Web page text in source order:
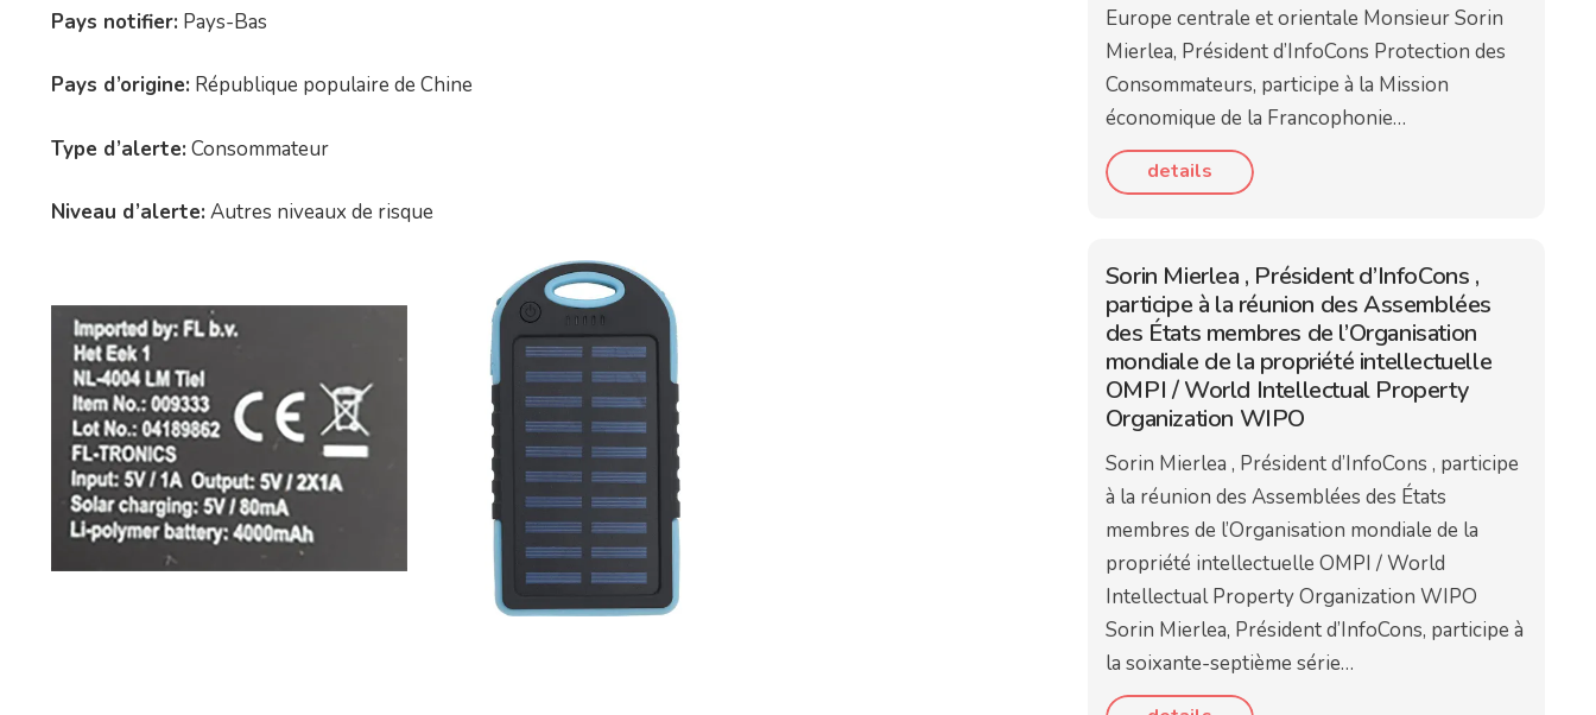
Pays notifier: Pays-Bas
Pays d’origine: République populaire de Chine
Type d’alerte: Consommateur
Niveau d’alerte: Autres niveaux de risque
Europe centrale et orientale Monsieur Sorin
Mierlea, Président d’InfoCons Protection des
Consommateurs, participe à la Mission
économique de la Francophonie…
details
Sorin Mierlea , Président d’InfoCons ,
participe à la réunion des Assemblées
des États membres de l’Organisation
mondiale de la propriété intellectuelle
OMPI / World Intellectual Property
Organization WIPO
Sorin Mierlea , Président d’InfoCons , participe
à la réunion des Assemblées des États
membres de l’Organisation mondiale de la
propriété intellectuelle OMPI / World
Intellectual Property Organization WIPO
Sorin Mierlea, Président d’InfoCons, participe à
la soixante-septième série…